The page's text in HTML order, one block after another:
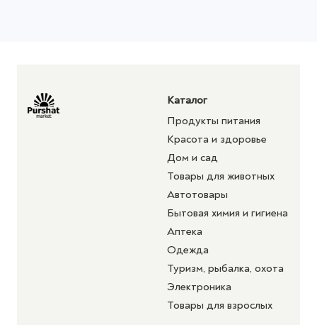
Каталог
Продукты питания
Красота и здоровье
Дом и сад
Товары для животных
Автотовары
Бытовая химия и гигиена
Аптека
Одежда
Туризм, рыбалка, охота
Электроника
Товары для взрослых